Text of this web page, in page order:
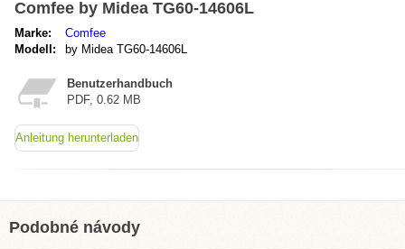
Comfee by Midea TG60-14606L
Marke:
Comfee
Modell:
by Midea TG60-14606L
Benutzerhandbuch
PDF, 0.62 MB
Anleitung herunterladen
Podobné návody